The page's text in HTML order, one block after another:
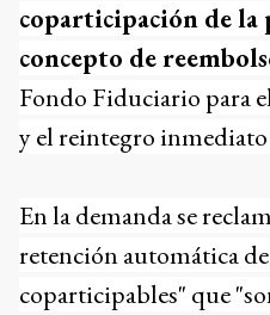
coparticipación de la
concepto de
Fondo Fiduciario para
y el reintegro
En la demanda se
retención automática
coparticipables" que